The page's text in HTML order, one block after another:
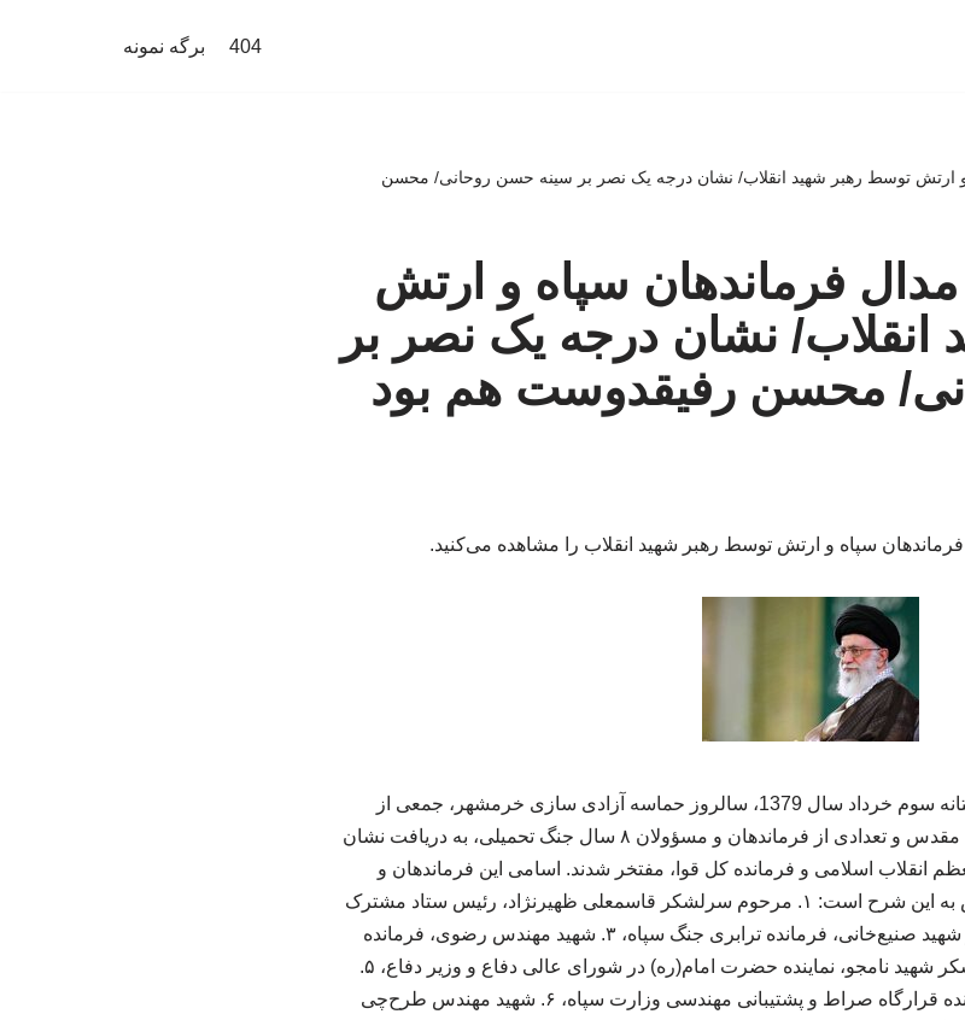
404 برگه نمونه
و ارتش توسط رهبر شهید انقلاب/ نشان درجه یک نصر بر سینه حسن روحانی/ محسن
فرماندهان سپاه و ارتش
نشان درجه یک نصر بر
محسن رفیقدوست هم بود
سپاه و ارتش توسط رهبر شهید انقلاب را مشاهده می‌کنید.
به گزارش نشر پرتال معرفی، در آستانه سوم خرداد سال 1379، سالروز حماسه آزادی سازی خرمشهر، جمعی از
خانواده‌های معظم فرماندهان شهید دفاع مقدس و تعدادی از فرماندهان و مسؤولان ۸ سال جنگ تحمیلی، به دریافت نشان
انقلاب اسلامی و فرمانده کل قوا، مفتخر شدند. اسامی این فرماندهان و
مسئولیت‌های آنان در دوران دفاع مقدس به این شرح است: ۱. مرحوم سرلشکر قاسمعلی ظهیرنژاد، رئیس ستاد مشترک
ارتش در سال‌های اول جنگ، ۲. سردار شهید صنیع‌خانی، فرمانده ترابری جنگ سپاه، ۳. شهید مهندس رضوی، فرمانده
مهندسی جنگ جهاد سازندگی، ۴. سرلشکر شهید نامجو، نماینده حضرت امام(ره) در شورای عالی دفاع و وزیر دفاع، ۵.
سردار شهید سید محسن صفوی، فرمانده قرارگاه صراط و پشتیبانی مهندسی وزارت سپاه، ۶. شهید مهندس طرح‌چی